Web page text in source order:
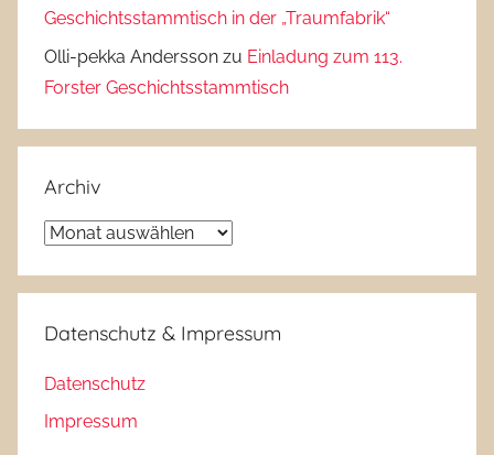
Geschichtsstammtisch in der „Traumfabrik“
Olli-pekka Andersson zu Einladung zum 113.
Forster Geschichtsstammtisch
Archiv
Archiv
Datenschutz & Impressum
Datenschutz
Impressum